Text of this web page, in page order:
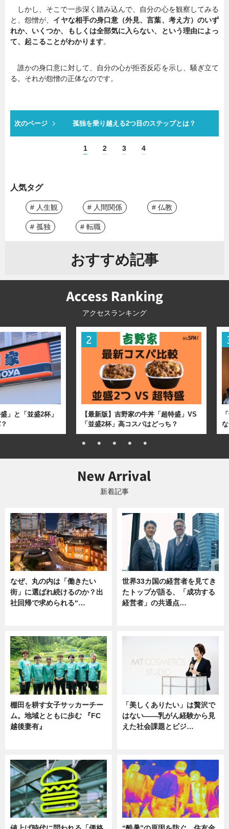
しかし、そこで一歩深く踏み込んで、自分の心を観察してみる
と、怨憎が、 イヤな相手の身口意（外見、言葉、考え方）のいず
れか、いくつか、もしくは全部気に入らない、という理由によっ
て、起こることがわかります。
誰かの身口意に対して、自分の心が拒否反応を示し、騒ぎ立て
る。それが怨憎の正体なのです。
次のページ 孤独を乗り越える2つ目のステップとは？
1 2 3 4
人気タグ
# 人生観 # 人間関係 # 仏教
# 孤独 # 転職
おすすめ記事
アクセスランキング
」と「並盛2杯」
【最新版】吉野家の牛丼「超特盛」VS
「並盛2杯」高コスパはどっち？
新着記事
なぜ、丸の内は「働きたい
街」に選ばれ続けるのか？出
社回帰で求められる“…
世界33カ国の経営者を見てき
たトップが語る、「成功する
経営者」の共通点…
棚田を耕す女子サッカーチー
ム。地域とともに歩む 『FC
越後妻有』
「美しくありたい」は贅沢で
はない――乳がん経験から見
えた社会課題とビジ…